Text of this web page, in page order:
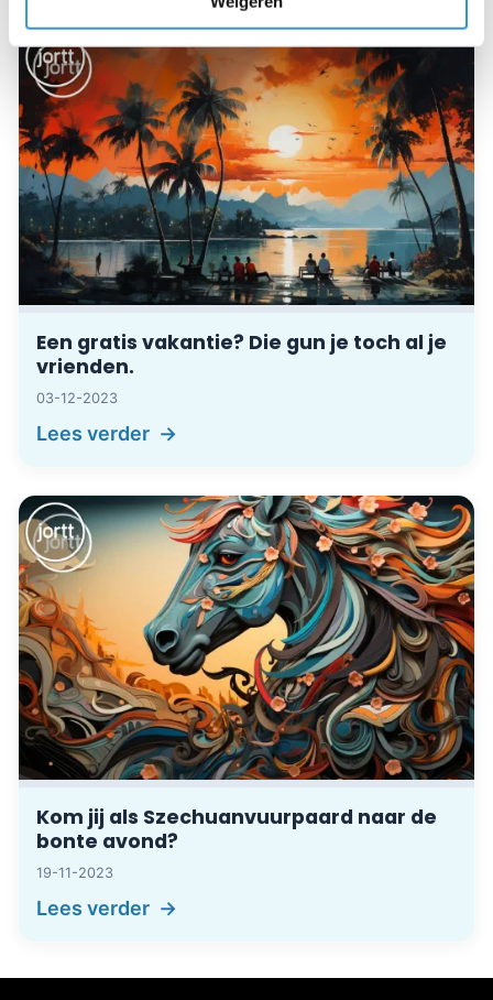
Een gratis vakantie? Die gun je toch al je
vrienden.
03-12-2023
Lees verder
Kom jij als Szechuanvuurpaard naar de
bonte avond?
19-11-2023
Lees verder